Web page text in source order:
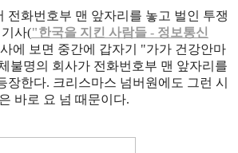
전화번호부 맨 앞자리를 놓고 벌인 투쟁
사("한국을 지킨 사람들 - 정보통신
에 보면 중간에 갑자기 "가가 건강안마
불명의 회사가 전화번호부 맨 앞자리를
장한다. 크리스마스 넘버원에도 그런 시
바로 요 넘 때문이다.